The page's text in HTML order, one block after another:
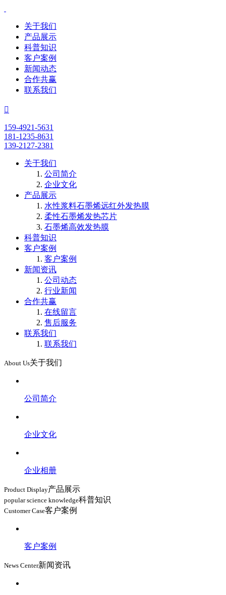
关于我们
产品展示
科普知识
客户案例
新闻动态
合作共赢
联系我们

159-4921-5631
181-1235-8631
139-2127-2381
关于我们
公司简介
企业文化
产品展示
水性浆料石墨烯远红外发热膜
柔性石墨烯发热芯片
石墨烯高效发热膜
科普知识
客户案例
客户案例
新闻资讯
公司动态
行业新闻
合作共赢
在线留言
售后服务
联系我们
联系我们
About Us关于我们
公司简介
企业文化
企业相册
Product Display产品展示
popular science knowledge科普知识
Customer Case客户案例
客户案例
News Center新闻资讯